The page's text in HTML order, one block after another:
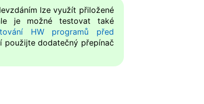
lze využít přiložené
je možné testovat také
HW programů před
použijte dodatečný přepínač